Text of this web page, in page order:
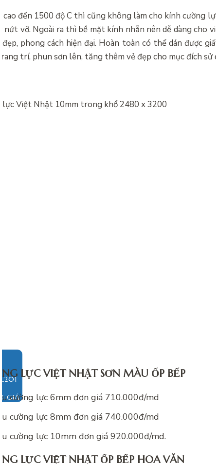
cao đến 1500 độ C thì cũng không làm cho kính cường
nứt vỡ. Ngoài ra thì bề mặt kính nhẵn nên dễ dàng cho
phong cách hiện đại. Hoàn toàn có thể dán được
trí, phun sơn lên, tăng thêm vẻ đẹp cho mục đích sử
GIÁ
LỰC VIỆT NHẬT SƠN MÀU ỐP BẾP
cường lực 6mm đơn giá 710.000đ/md
cường lực 8mm đơn giá 740.000đ/md
cường lực 10mm đơn giá 920.000đ/md.
LỰC VIỆT NHẬT ỐP BẾP HOA VĂN